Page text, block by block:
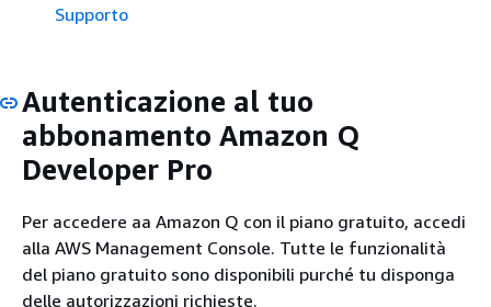
Supporto
Autenticazione al tuo
abbonamento Amazon Q
Developer Pro
Per accedere aa Amazon Q con il piano gratuito, accedi
alla AWS Management Console. Tutte le funzionalità
del piano gratuito sono disponibili purché tu disponga
delle autorizzazioni richieste.